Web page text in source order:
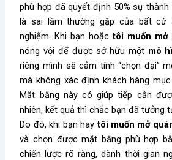
phù hợp đã quyết định 50% sự thành
là sai lầm thường gặp của bất cứ
nghiệm. Khi bạn hoặctôi muốn mở
nóng vội để được sở hữu một mô
riêng mình sẽ cảm tính “chọn đại”
mà không xác định khách hàng
Mặt bằng này có giúp tiếp cận
nhiên, kết quả thì chắc bạn đã tưởng
Do đó, khi bạn haytôi muốn mở
và chọn được mặt bằng phù hợp
chiến lược rõ ràng, dành thời gian